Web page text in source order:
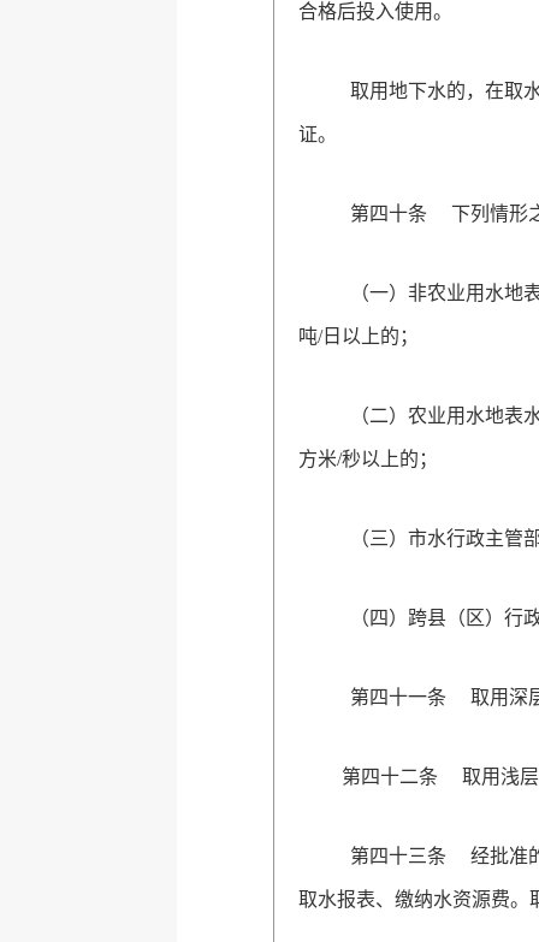
合格后投入使用。
取用地下水的，在取
证。
第四十条 下列情形
（一）非农业用水地
吨/日以上的；
（二）农业用水地表
方米/秒以上的；
（三）市水行政主管
（四）跨县（区）行
第四十一条 取用深
第四十二条 取用浅
第四十三条 经批准
取水报表、缴纳水资源费。